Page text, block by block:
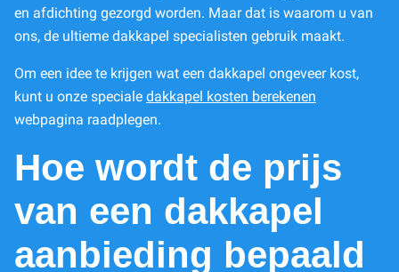
en afdichting gezorgd worden. Maar dat is waarom u van
ons, de ultieme dakkapel specialisten gebruik maakt.
Om een idee te krijgen wat een dakkapel ongeveer kost,
kunt u onze speciale dakkapel kosten berekenen
webpagina raadplegen.
Hoe wordt de prijs
van een dakkapel
aanbieding bepaald